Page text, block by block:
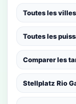
Toutes les villes
Toutes les
Comparer les
Stellplatz Rio